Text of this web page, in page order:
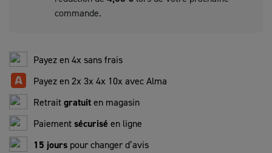
commande.
Payez en 4x sans frais
Payez en 2x 3x 4x 10x avec Alma
Retraitgratuiten magasin
Paiementsécurisé en ligne
15 jours pour changer d’avis